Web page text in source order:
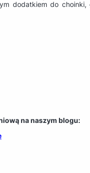
dodatkiem do
na naszym blogu: